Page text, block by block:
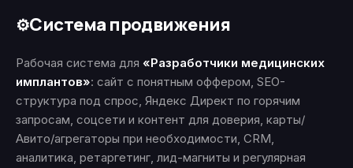
⚙️Система продвижения
Рабочая система для «Разработчики медицинских
имплантов»: сайт с понятным оффером, SEO-
структура под спрос, Яндекс Директ по горячим
запросам, соцсети и контент для доверия, карты/
Авито/агрегаторы при необходимости, CRM,
аналитика, ретаргетинг, лид-магниты и регулярная